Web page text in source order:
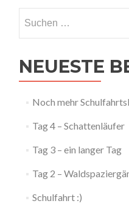
Navigation
nach:
NEUESTE
Noch mehr
Tag 4 – Schattenläufer
Tag 3 – ein langer Tag
Tag 2 –
Schulfahrt :)